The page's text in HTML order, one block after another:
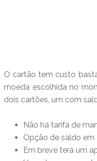
O cartão tem custo
moeda escolhida no
dois cartões, um com
Não há tarifa de
Opção de saldo em
Em breve terá um